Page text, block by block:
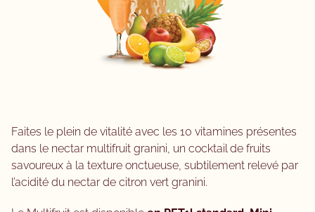
Faites le plein de vitalité avec les 10 vitamines présentes
dans le nectar multifruit granini, un cocktail de fruits
savoureux à la texture onctueuse, subtilement relevé par
l’acidité du nectar de citron vert granini.